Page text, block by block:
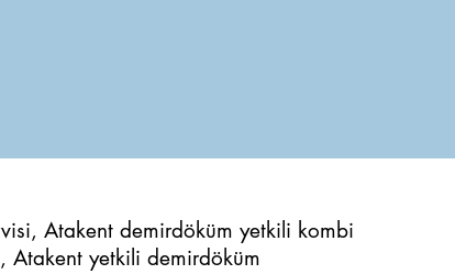
Atakent demirdöküm yetkili kombi
Atakent yetkili demirdöküm